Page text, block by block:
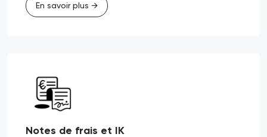
En savoir plus →
Notes de frais et IK